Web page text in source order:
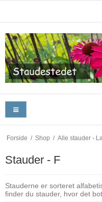
Forside / Shop / Alle stauder -
Stauder - F
Stauderne er sorteret
finder du stauder, hvor det